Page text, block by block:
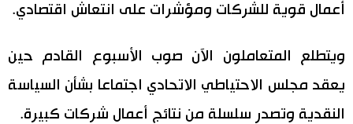
أعمال قوية للشركات ومؤشرات على انتعاش اقتصادي.
ويتطلع المتعاملون الآن صوب الأسبوع القادم حين
يعقد مجلس الاحتياطي الاتحادي اجتماعا بشأن السياسة
النقدية وتصدر سلسلة من نتائج أعمال شركات كبيرة.